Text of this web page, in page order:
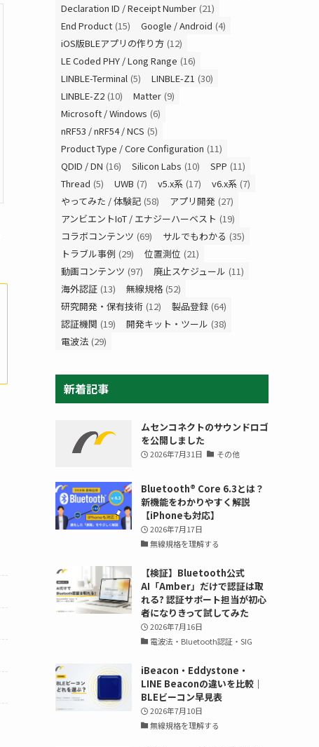
Declaration ID / Receipt Number (21)
End Product (15) Google / Android (4)
iOS版BLEアプリの作り方 (12)
LE Coded PHY / Long Range (16)
LINBLE-Terminal (5) LINBLE-Z1 (30)
LINBLE-Z2 (10) Matter (9)
Microsoft / Windows (6)
nRF53 / nRF54 / NCS (5)
Product Type / Core Configuration (11)
QDID / DN (16) Silicon Labs (10) SPP (11)
Thread (5) UWB (7) v5.x系 (17) v6.x系 (7)
やってみた / 体験記 (58) アプリ開発 (27)
アンビエントIoT / エナジーハーベスト (19)
コラボコンテンツ (69) サルでもわかる (35)
トラブル事例 (29) 位置測位 (21)
動画コンテンツ (97) 廃止スケジュール (11)
海外認証 (13) 無線規格 (52)
研究開発・保有技術 (12) 製品登録 (64)
認証機関 (19) 開発キット・ツール (38)
電波法 (29)
新着記事
ムセンコネクトのサウンドロゴ
を公開しました
2026年7月31日 その他
Bluetooth®︎ Core 6.3とは？
新機能をわかりやすく解説
【iPhoneも対応】
2026年7月17日
無線規格を理解する
【検証】Bluetooth公式
AI「Amber」だけで認証は取
れる? 認証サポート担当が初心
者になりきって試してみた
2026年7月16日
電波法・Bluetooth認証・SIG
iBeacon・Eddystone・
LINE Beaconの違いを比較｜
BLEビーコン早見表
2026年7月10日
無線規格を理解する